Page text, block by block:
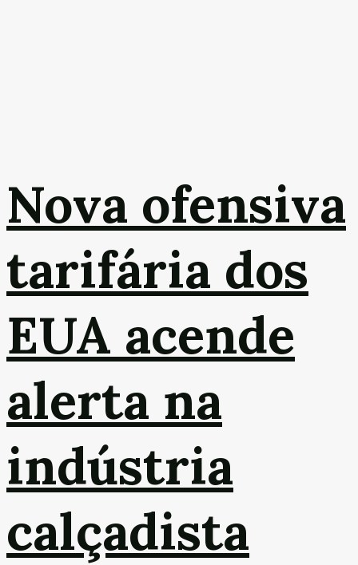
Nova ofensiva
tarifária dos
EUA acende
alerta na
indústria
calçadista